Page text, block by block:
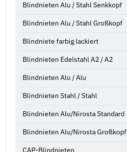
Blindnieten Alu / Stahl Senkkopf
Blindnieten Alu / Stahl Großkopf
Blindniete farbig lackiert
Blindnieten Edelstahl A2 / A2
Blindnieten Alu / Alu
Blindnieten Stahl / Stahl
Blindnieten Alu/Nirosta Standard
Blindnieten Alu/Nirosta Großkopf
CAP-Blindnieten